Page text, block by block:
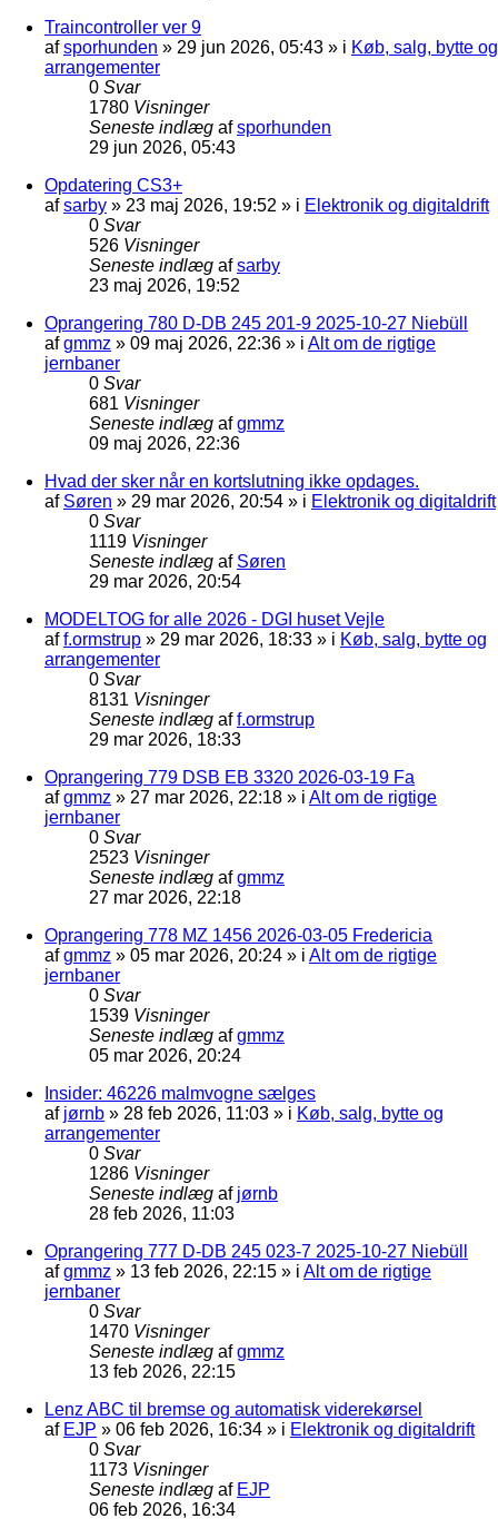
Traincontroller ver 9
afsporhunden » 29 jun 2026, 05:43 » i Køb, salg, bytte og
arrangementer
0 Svar
1780 Visninger
Seneste indlæg afsporhunden
29 jun 2026, 05:43
Opdatering CS3+
afsarby » 23 maj 2026, 19:52 » i Elektronik og digitaldrift
0 Svar
526 Visninger
Seneste indlæg afsarby
23 maj 2026, 19:52
Oprangering 780 D-DB 245 201-9 2025-10-27 Niebüll
afgmmz » 09 maj 2026, 22:36 » i Alt om de rigtige
jernbaner
0 Svar
681 Visninger
Seneste indlæg afgmmz
09 maj 2026, 22:36
Hvad der sker når en kortslutning ikke opdages.
af Søren » 29 mar 2026, 20:54 » i Elektronik og digitaldrift
0 Svar
1119 Visninger
Seneste indlæg af Søren
29 mar 2026, 20:54
MODELTOG for alle 2026 - DGI huset Vejle
aff.ormstrup » 29 mar 2026, 18:33 » i Køb, salg, bytte og
arrangementer
0 Svar
8131 Visninger
Seneste indlæg aff.ormstrup
29 mar 2026, 18:33
Oprangering 779 DSB EB 3320 2026-03-19 Fa
afgmmz » 27 mar 2026, 22:18 » i Alt om de rigtige
jernbaner
0 Svar
2523 Visninger
Seneste indlæg afgmmz
27 mar 2026, 22:18
Oprangering 778 MZ 1456 2026-03-05 Fredericia
afgmmz » 05 mar 2026, 20:24 » i Alt om de rigtige
jernbaner
0 Svar
1539 Visninger
Seneste indlæg afgmmz
05 mar 2026, 20:24
Insider: 46226 malmvogne sælges
af jørnb » 28 feb 2026, 11:03 » i Køb, salg, bytte og
arrangementer
0 Svar
1286 Visninger
Seneste indlæg af jørnb
28 feb 2026, 11:03
Oprangering 777 D-DB 245 023-7 2025-10-27 Niebüll
afgmmz » 13 feb 2026, 22:15 » i Alt om de rigtige
jernbaner
0 Svar
1470 Visninger
Seneste indlæg afgmmz
13 feb 2026, 22:15
Lenz ABC til bremse og automatisk viderekørsel
af EJP » 06 feb 2026, 16:34 » i Elektronik og digitaldrift
0 Svar
1173 Visninger
Seneste indlæg af EJP
06 feb 2026, 16:34